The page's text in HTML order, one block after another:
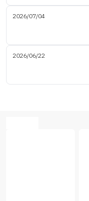
2026/07/04
2026/06/22